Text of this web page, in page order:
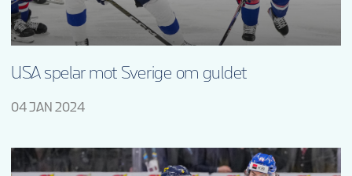
USA spelar mot Sverige om guldet
04 JAN 2024